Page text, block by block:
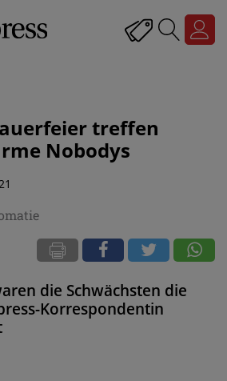
treffen
Nobodys
die Schwächsten die
Korrespondentin